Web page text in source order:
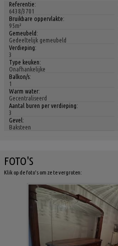
Referentie:
6438/3701
Bruikbare oppervlakte:
95m²
Gemeubeld:
Gedeeltelijk gemeubeld
Verdieping:
3
Type keuken:
Onafhankelijke
Balkon/s:
1
Warm water:
Gecentraliseerd
Aantal buren per verdieping:
3
Gevel:
Baksteen
FOTO'S
Klik op de foto's om ze te vergroten: